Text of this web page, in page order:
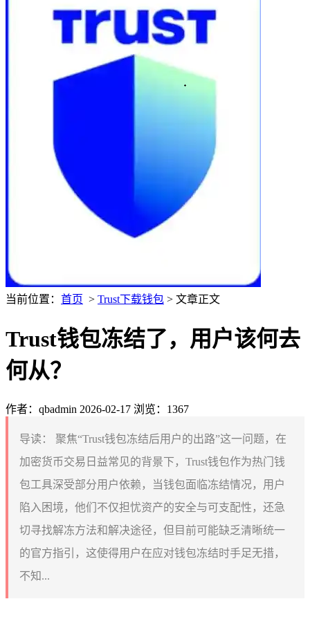
当前位置： 首页 > Trust下载钱包 > 文章正文
Trust钱包冻结了，用户该何去
何从？
作者：qbadmin 2026-02-17 浏览：1367
导读：
聚焦“Trust钱包冻结后用户的出路”这一问题，在
加密货币交易日益常见的背景下，Trust钱包作为热门钱
包工具深受部分用户依赖，当钱包面临冻结情况，用户
陷入困境，他们不仅担忧资产的安全与可支配性，还急
切寻找解冻方法和解决途径，但目前可能缺乏清晰统一
的官方指引，这使得用户在应对钱包冻结时手足无措，
不知...